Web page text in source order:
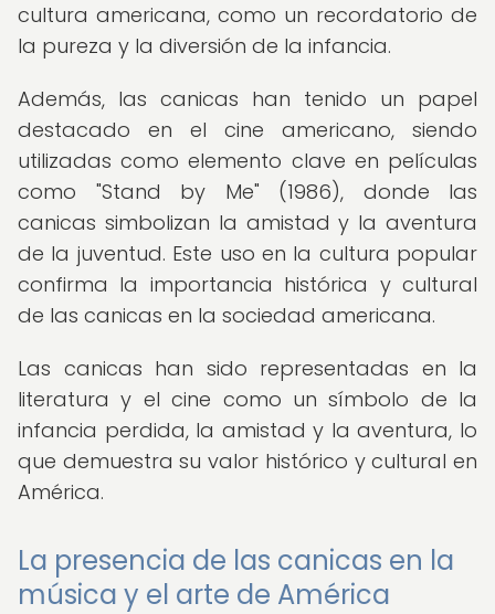
cultura americana, como un recordatorio de
la pureza y la diversión de la infancia.
Además, las canicas han tenido un papel
destacado en el cine americano, siendo
utilizadas como elemento clave en películas
como "Stand by Me" (1986), donde las
canicas simbolizan la amistad y la aventura
de la juventud. Este uso en la cultura popular
confirma la importancia histórica y cultural
de las canicas en la sociedad americana.
Las canicas han sido representadas en la
literatura y el cine como un símbolo de la
infancia perdida, la amistad y la aventura, lo
que demuestra su valor histórico y cultural en
América.
La presencia de las canicas en la
música y el arte de América